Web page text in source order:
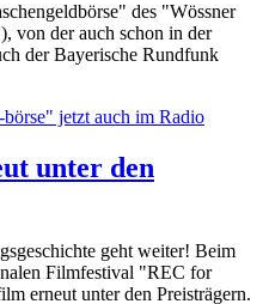
des "Wössner
von der auch schon in der
der Bayerische Rundfunk
jetzt auch im Radio
unter den
geht weiter! Beim
Filmfestival "REC for
erneut unter den Preisträgern.